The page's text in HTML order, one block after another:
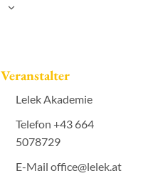
Veranstalter
Lelek Akademie
Telefon +43 664
5078729
E-Mail office@lelek.at